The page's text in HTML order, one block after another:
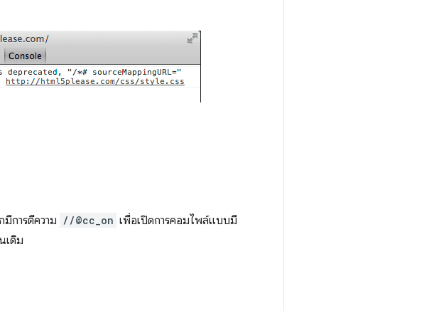
การตีความ //@cc_on เพื่อเปิดการคอมไพล์แบบมี
เดิม